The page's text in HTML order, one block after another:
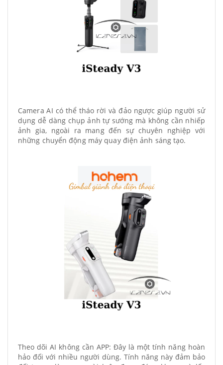
Camera AI có thể tháo rời và đảo ngược giúp người sử
dụng dễ dàng chụp ảnh tự sướng mà không cần nhiếp
ảnh gia, ngoài ra mang đến sự chuyên nghiệp với
những chuyển động máy quay điện ảnh sáng tạo.
Theo dõi AI không cần APP: Đây là một tính năng hoàn
hảo đối với nhiều người dùng. Tính năng này đảm bảo